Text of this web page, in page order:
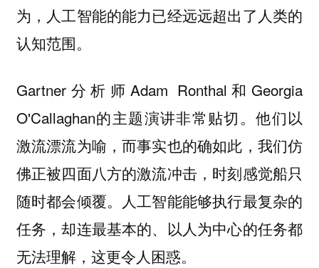
为，人工智能的能力已经远远超出了人类的
认知范围。
Gartner分析师Adam Ronthal和Georgia
O'Callaghan的主题演讲非常贴切。他们以
激流漂流为喻，而事实也的确如此，我们仿
佛正被四面八方的激流冲击，时刻感觉船只
随时都会倾覆。人工智能能够执行最复杂的
任务，却连最基本的、以人为中心的任务都
无法理解，这更令人困惑。